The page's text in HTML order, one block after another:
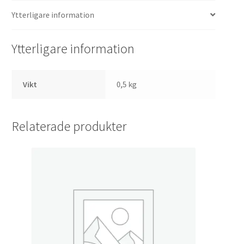
Ytterligare information
Ytterligare information
Vikt 0,5 kg
Relaterade produkter